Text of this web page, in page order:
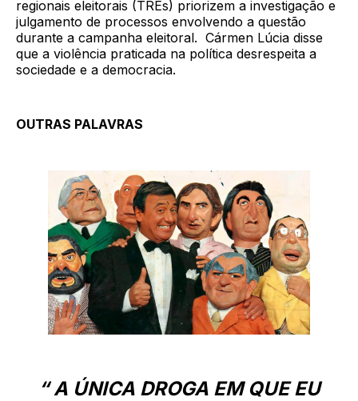
regionais eleitorais (TREs) priorizem a investigação e
julgamento de processos envolvendo a questão
durante a campanha eleitoral. Cármen Lúcia disse
que a violência praticada na política desrespeita a
sociedade e a democracia.
OUTRAS PALAVRAS
“ A ÚNICA DROGA EM QUE EU